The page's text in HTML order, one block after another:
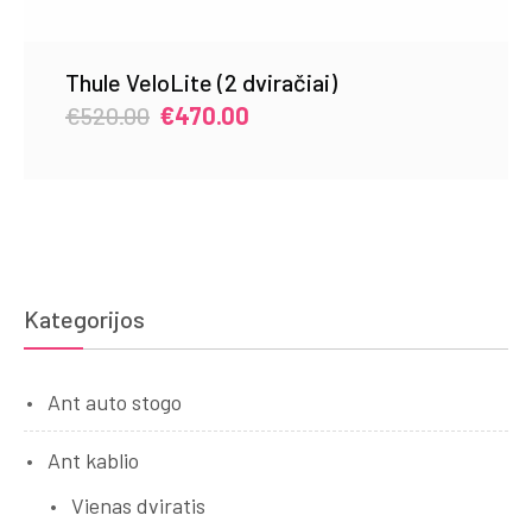
Thule VeloLite (2 dviračiai)
€520.00 Original
€470.00
Kategorijos
Ant auto stogo
Ant kablio
Vienas dviratis